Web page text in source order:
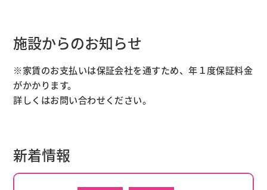
施設からのお知らせ
※家賃のお支払いは保証会社を通すため、年１度保証料金
がかかります。
詳しくはお問い合わせください。
新着情報